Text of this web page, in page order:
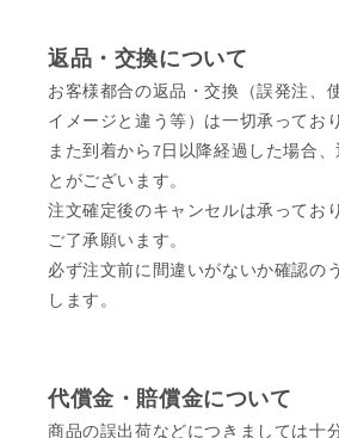
返品・交換について
お客様都合の返品・交換（誤発注、
イメージと違う等）は一切承ってお
また到着から7日以降経過した場合
とがございます。
注文確定後のキャンセルは承ってお
ご了承願います。
必ず注文前に間違いがないか確認の
します。
代償金・賠償金について
商品の誤出荷などにつきましては十